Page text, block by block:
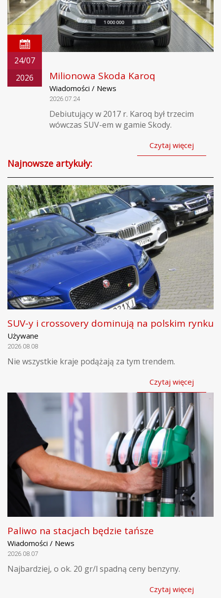
24/07
2026
Milionowa Skoda Karoq
Wiadomości / News
2026.07.24
Debiutujący w 2017 r. Karoq był trzecim
wówczas SUV-em w gamie Skody.
Czytaj więcej
Najnowsze artykuły:
SUV-y i crossovery dominują na polskim rynku
Używane
2026.08.08
Nie wszystkie kraje podążają za tym trendem.
Czytaj więcej
Paliwo na stacjach będzie tańsze
Wiadomości / News
2026.08.07
Najbardziej, o ok. 20 gr/l spadną ceny benzyny.
Czytaj więcej